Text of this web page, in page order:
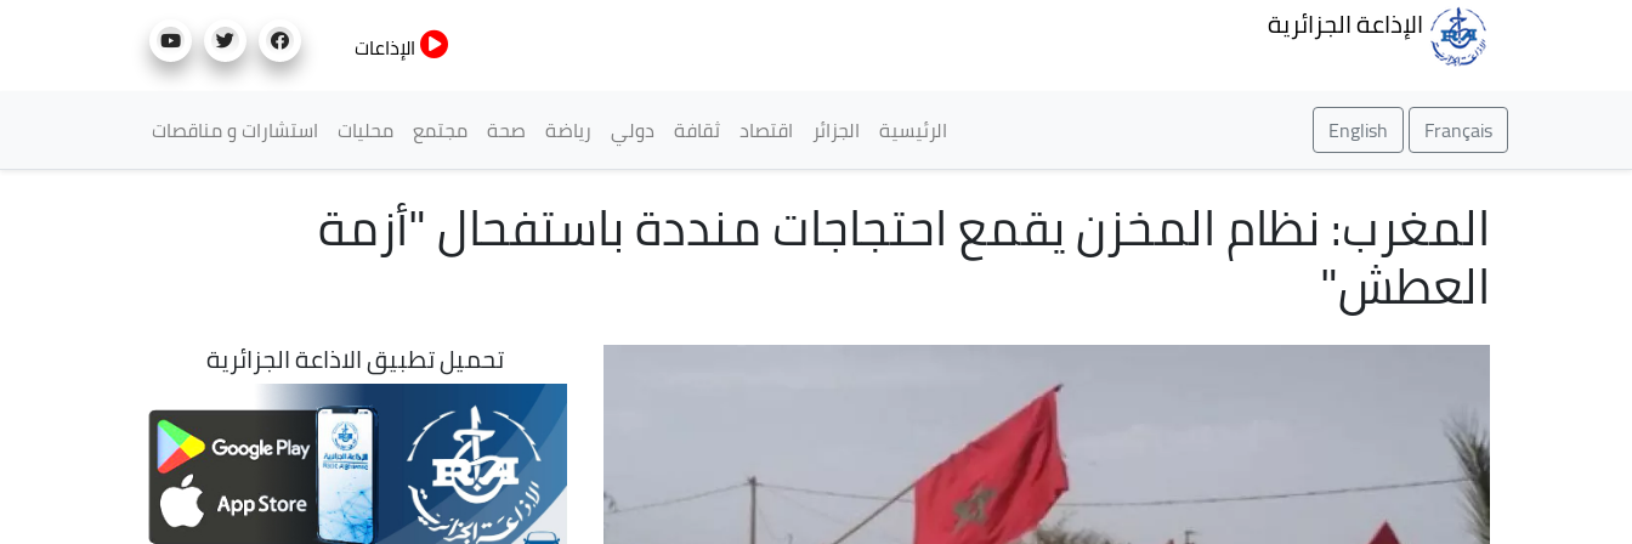
الإذاعة الجزائرية
الإذاعات
Français
English القائمة الرئيسية
الرئيسية الجزائر اقتصاد ثقافة دولي رياضة صحة مجتمع محليات استشارات و مناقصات
المغرب: نظام المخزن يقمع احتجاجات منددة باستفحال "أزمة
العطش"
تحميل تطبيق الاذاعة الجزائرية